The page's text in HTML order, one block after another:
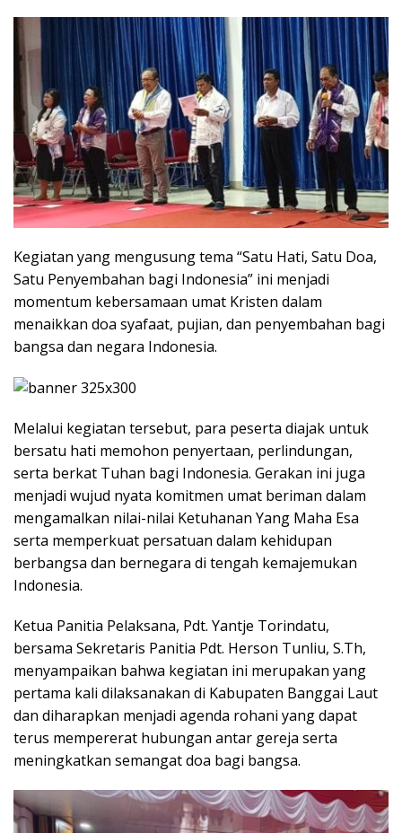
Kegiatan yang mengusung tema “Satu Hati, Satu Doa,
Satu Penyembahan bagi Indonesia” ini menjadi
momentum kebersamaan umat Kristen dalam
menaikkan doa syafaat, pujian, dan penyembahan bagi
bangsa dan negara Indonesia.
Melalui kegiatan tersebut, para peserta diajak untuk
bersatu hati memohon penyertaan, perlindungan,
serta berkat Tuhan bagi Indonesia. Gerakan ini juga
menjadi wujud nyata komitmen umat beriman dalam
mengamalkan nilai-nilai Ketuhanan Yang Maha Esa
serta memperkuat persatuan dalam kehidupan
berbangsa dan bernegara di tengah kemajemukan
Indonesia.
Ketua Panitia Pelaksana, Pdt. Yantje Torindatu,
bersama Sekretaris Panitia Pdt. Herson Tunliu, S.Th,
menyampaikan bahwa kegiatan ini merupakan yang
pertama kali dilaksanakan di Kabupaten Banggai Laut
dan diharapkan menjadi agenda rohani yang dapat
terus mempererat hubungan antar gereja serta
meningkatkan semangat doa bagi bangsa.